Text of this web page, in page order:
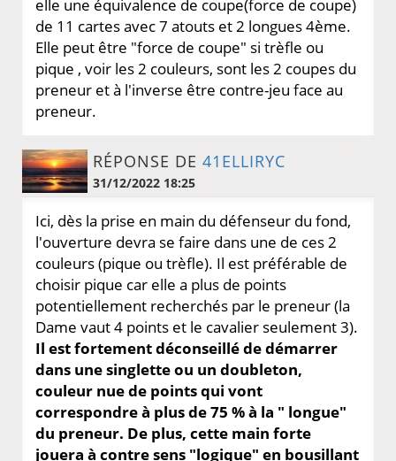
elle une équivalence de coupe(force de coupe)
de 11 cartes avec 7 atouts et 2 longues 4ème.
Elle peut être "force de coupe" si trèfle ou
pique , voir les 2 couleurs, sont les 2 coupes du
preneur et à l'inverse être contre-jeu face au
preneur.
RÉPONSE DE 41ELLIRYC
31/12/2022 18:25
Ici, dès la prise en main du défenseur du fond,
l'ouverture devra se faire dans une de ces 2
couleurs (pique ou trèfle). Il est préférable de
choisir pique car elle a plus de points
potentiellement recherchés par le preneur (la
Dame vaut 4 points et le cavalier seulement 3).
Il est fortement déconseillé de démarrer
dans une singlette ou un doubleton,
couleur nue de points qui vont
correspondre à plus de 75 % à la " longue"
du preneur. De plus, cette main forte
jouera à contre sens "logique" en bousillant